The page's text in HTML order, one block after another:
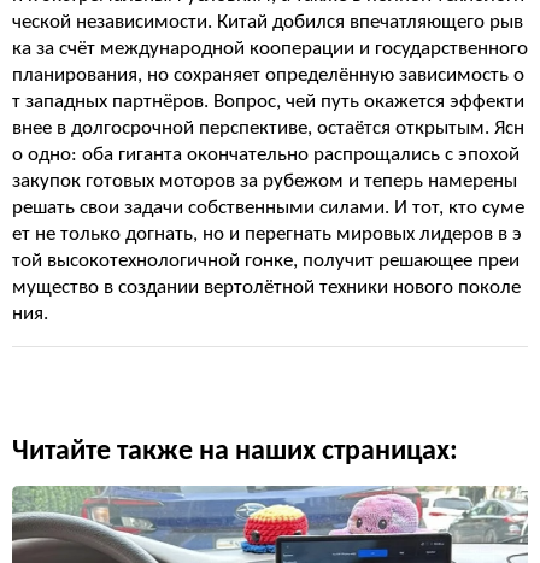
ческой независимости. Китай добился впечатляющего рыв
ка за счёт международной кооперации и государственного
планирования, но сохраняет определённую зависимость о
т западных партнёров. Вопрос, чей путь окажется эффекти
внее в долгосрочной перспективе, остаётся открытым. Ясн
о одно: оба гиганта окончательно распрощались с эпохой
закупок готовых моторов за рубежом и теперь намерены
решать свои задачи собственными силами. И тот, кто суме
ет не только догнать, но и перегнать мировых лидеров в э
той высокотехнологичной гонке, получит решающее преи
мущество в создании вертолётной техники нового поколе
ния.
Читайте также на наших страницах: